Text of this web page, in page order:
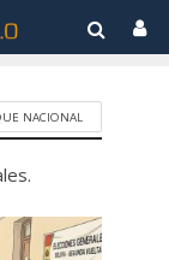
NACIONAL